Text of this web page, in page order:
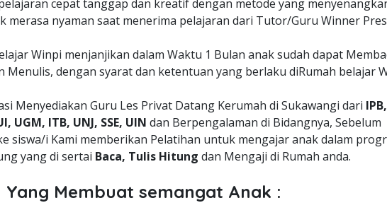
cepat tanggap dan kreatif dengan metode yang
merasa nyaman saat menerima pelajaran dari Tutor/Guru Winner
Winpi menjanjikan dalam Waktu 1 Bulan anak sudah dapat
Menulis, dengan syarat dan ketentuan yang berlaku diRumah belajar
Menyediakan Guru Les Privat Datang Kerumah di Sukawangi dari IPB,
UGM, ITB, UNJ, SSE, UIN dan Berpengalaman di Bidangnya, Sebelum
siswa/i Kami memberikan Pelatihan untuk mengajar anak dalam
yang di sertai Baca, Tulis Hitung dan Mengaji di Rumah anda.
Yang Membuat semangat Anak :